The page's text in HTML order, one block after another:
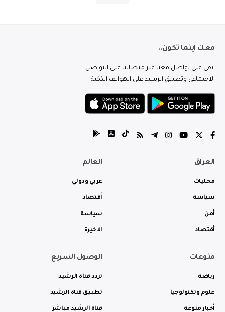
معك اينما تكون..
ابقى على تواصل معنا عبر منصاتنا على التواصل
الاجتماعي وتطبيق الرشيد على الهواتف الذكية.
العراق
محليات
سياسة
أمن
أقتصاد
العالم
عربي ودولي
أقتصاد
سياسة
الاخيرة
منوعات
رياضة
علوم وتكنولوجيا
أخبار منوعة
الوصول السريع
تردد قناة الرشيد
تطبيق قناة الرشيد
قناة الرشيد مباشر